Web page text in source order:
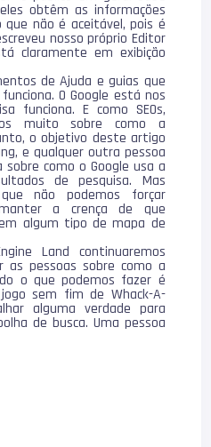
obtêm as informações
não é aceitável, pois é
nosso próprio Editor
claramente em exibição
de Ajuda e guias que
O Google está nos
funciona. E como SEOs,
muito sobre como a
o objetivo deste artigo
e qualquer outra pessoa
como o Google usa a
de pesquisa. Mas
não podemos forçar
a crença de que
algum tipo de mapa de
Land continuaremos
as pessoas sobre como a
o que podemos fazer é
sem fim de Whack-A-
alguma verdade para
de busca. Uma pessoa